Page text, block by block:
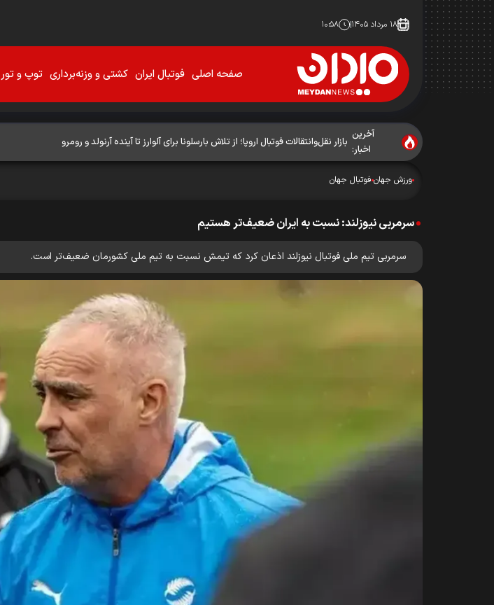
۱۸ مرداد ۱۴۰۵ ۱۰:۵۸
صفحه اصلی فوتبال ایران کشتی و وزنه‌برداری توپ و تور
آخرین
اخبار:
بازار نقل‌وانتقالات فوتبال اروپا؛ از تلاش بارسلونا برای آلوارز تا آینده آرنولد و رومرو
ورزش جهان فوتبال جهان
سرمربی نیوزلند: نسبت به ایران ضعیف‌تر هستیم
سرمربی تیم ملی فوتبال نیوزلند اذعان کرد که تیمش نسبت به تیم ملی کشورمان ضعیف‌تر است.